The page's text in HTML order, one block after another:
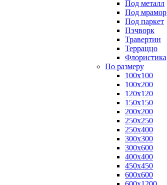
Под металл
Под мрамор
Под паркет
Пэчворк
Травертин
Терраццо
Флористика
По размеру
100х100
100х200
120х120
150х150
200х200
250х250
250х400
300х300
300х600
400х400
450х450
600х600